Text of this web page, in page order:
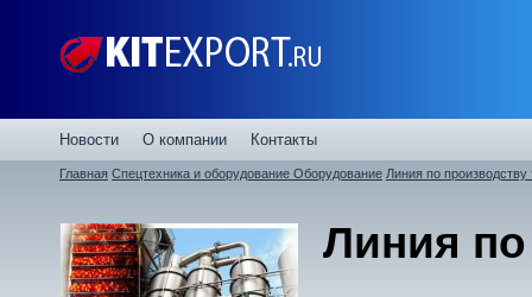
Новости О компании Контакты
Главная Спецтехника и оборудование Оборудование Линия по
Линия